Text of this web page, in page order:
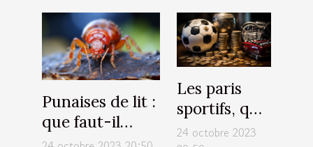
Punaises de lit :
que faut-il
savoir sur la
Les paris
sportifs, que
faut-il
24 octobre 2023